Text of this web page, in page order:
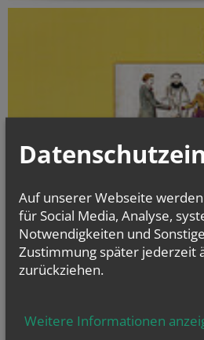
Die digitalisierten Matrikenbücher vom
Matrikenführung an bis einschließlich
und jederzeit eingesehen werden.
gottesdienst.at
Auf unserer Webseite
für Social Media, Analyse,
Notwendigkeiten und
Zustimmung später jederzeit
zurückziehen.
Weitere Informationen